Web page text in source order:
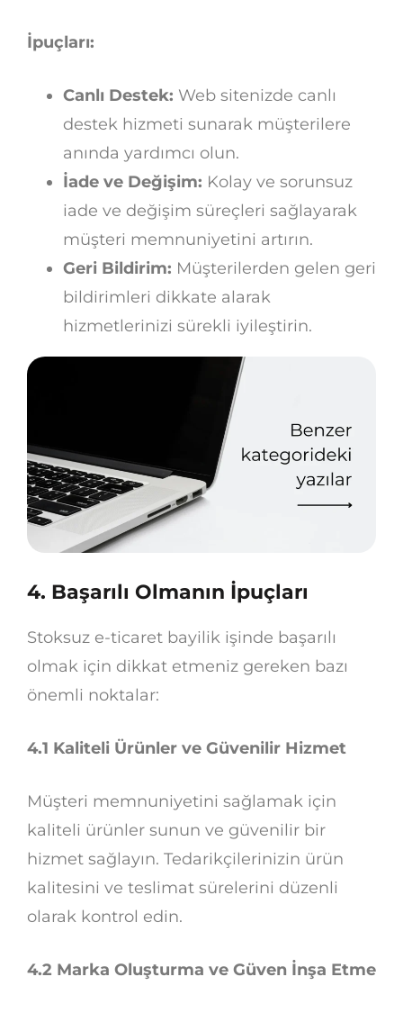
İpuçları:
Canlı Destek: Web sitenizde canlı
destek hizmeti sunarak müşterilere
anında yardımcı olun.
İade ve Değişim: Kolay ve sorunsuz
iade ve değişim süreçleri sağlayarak
müşteri memnuniyetini artırın.
Geri Bildirim: Müşterilerden gelen geri
bildirimleri dikkate alarak
hizmetlerinizi sürekli iyileştirin.
4. Başarılı Olmanın İpuçları
Stoksuz e-ticaret bayilik işinde başarılı
olmak için dikkat etmeniz gereken bazı
önemli noktalar:
4.1 Kaliteli Ürünler ve Güvenilir Hizmet
Müşteri memnuniyetini sağlamak için
kaliteli ürünler sunun ve güvenilir bir
hizmet sağlayın. Tedarikçilerinizin ürün
kalitesini ve teslimat sürelerini düzenli
olarak kontrol edin.
4.2 Marka Oluşturma ve Güven İnşa Etme